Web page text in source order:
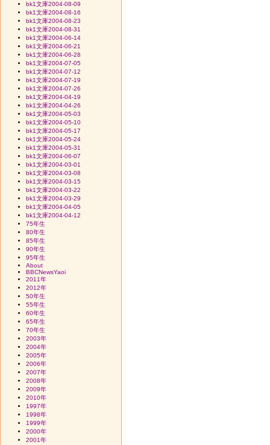
bk1文庫2004-08-09
bk1文庫2004-08-16
bk1文庫2004-08-23
bk1文庫2004-08-31
bk1文庫2004-06-14
bk1文庫2004-06-21
bk1文庫2004-06-28
bk1文庫2004-07-05
bk1文庫2004-07-12
bk1文庫2004-07-19
bk1文庫2004-07-26
bk1文庫2004-04-19
bk1文庫2004-04-26
bk1文庫2004-05-03
bk1文庫2004-05-10
bk1文庫2004-05-17
bk1文庫2004-05-24
bk1文庫2004-05-31
bk1文庫2004-06-07
bk1文庫2004-03-01
bk1文庫2004-03-08
bk1文庫2004-03-15
bk1文庫2004-03-22
bk1文庫2004-03-29
bk1文庫2004-04-05
bk1文庫2004-04-12
75年生
80年生
85年生
90年生
95年生
About
BBCNewsYaoi
2011年
2012年
50年生
55年生
60年生
65年生
70年生
2003年
2004年
2005年
2006年
2007年
2008年
2009年
2010年
1997年
1998年
1999年
2000年
2001年